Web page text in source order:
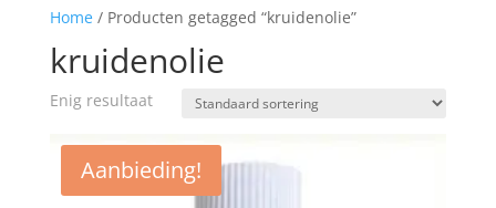
Home/ Producten getagged “kruidenolie”
kruidenolie
Enig resultaat
Aanbieding!